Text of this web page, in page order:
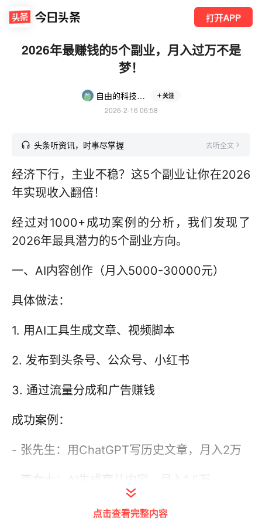
打开APP
2026年最赚钱的5个副业，月入过万不是
梦！
自由的科技糯米 关注
2026-2-16 06:58
头条听资讯，时事尽掌握 去听全文
经济下行，主业不稳？这5个副业让你在2026
年实现收入翻倍！
经过对1000+成功案例的分析，我们发现了
2026年最具潜力的5个副业方向。
一、AI内容创作（月入5000-30000元）
具体做法：
1. 用AI工具生成文章、视频脚本
2. 发布到头条号、公众号、小红书
3. 通过流量分成和广告赚钱
成功案例：
- 张先生：用ChatGPT写历史文章，月入2万
- 李女士：AI生成育儿内容，月入1.5万
点击查看完整内容